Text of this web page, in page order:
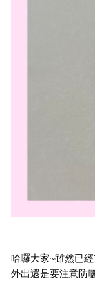
哈囉大家~雖然已
外出還是要注意防